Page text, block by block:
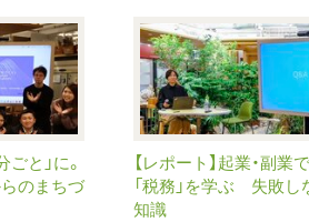
ごと」に。
のまちづ
【レポート】起業・副
「税務」を学ぶ 失敗
知識